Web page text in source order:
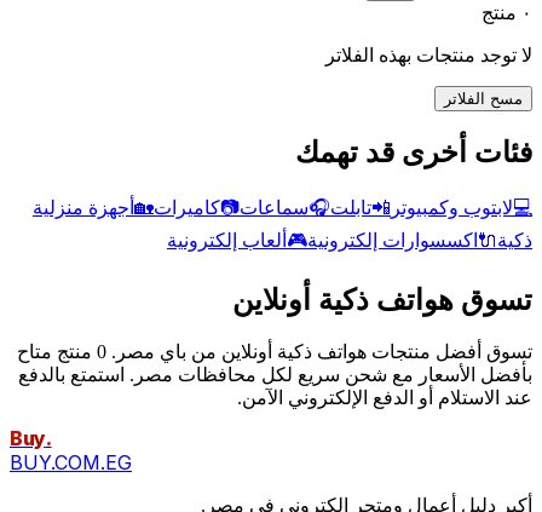
٠ منتج
لا توجد منتجات بهذه الفلاتر
مسح الفلاتر
فئات أخرى قد تهمك
💻لابتوب وكمبيوتر 📲تابلت🎧سماعات📷كاميرات🏡 أجهزة منزلية
ذكية🔌 اكسسوارات إلكترونية🎮 ألعاب إلكترونية
تسوق هواتف ذكية أونلاين
تسوق أفضل منتجات هواتف ذكية أونلاين من باي مصر. 0 منتج متاح
بأفضل الأسعار مع شحن سريع لكل محافظات مصر. استمتع بالدفع
عند الاستلام أو الدفع الإلكتروني الآمن.
Buy.
BUY.COM.EG
أكبر دليل أعمال ومتجر إلكتروني في مصر.